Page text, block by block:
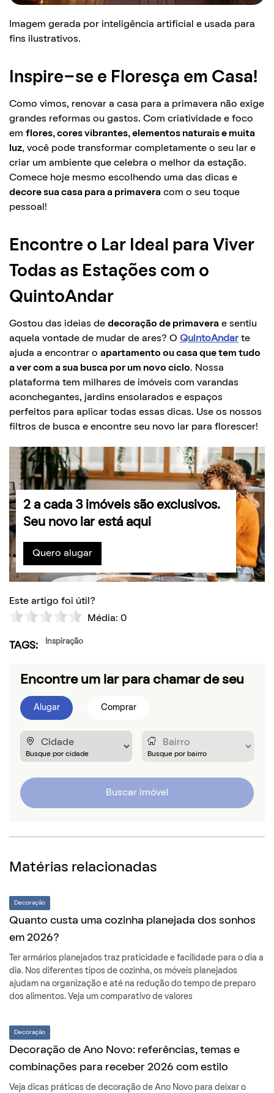
Imagem gerada por inteligência artificial e usada para
fins ilustrativos.
Inspire-se e Floresça em Casa!
Como vimos, renovar a casa para a primavera não exige
grandes reformas ou gastos. Com criatividade e foco
em flores, cores vibrantes, elementos naturais e muita
luz, você pode transformar completamente o seu lar e
criar um ambiente que celebra o melhor da estação.
Comece hoje mesmo escolhendo uma das dicas e
decore sua casa para a primavera com o seu toque
pessoal!
Encontre o Lar Ideal para Viver
Todas as Estações com o
QuintoAndar
Gostou das ideias de decoração de primavera e sentiu
aquela vontade de mudar de ares? O QuintoAndarte
ajuda a encontrar o apartamento ou casa que tem tudo
a ver com a sua busca por um novo ciclo. Nossa
plataforma tem milhares de imóveis com varandas
aconchegantes, jardins ensolarados e espaços
perfeitos para aplicar todas essas dicas. Use os nossos
filtros de busca e encontre seu novo lar para florescer!
2 a cada 3 imóveis são exclusivos.
Seu novo lar está aqui
Quero alugar
Este artigo foi útil?
Média: 0
TAGS: Inspiração
Encontre um lar para chamar de seu
Alugar Comprar
Buscar imóvel
Matérias relacionadas
Decoração
Quanto custa uma cozinha planejada dos sonhos
em 2026?
Ter armários planejados traz praticidade e facilidade para o dia a
dia. Nos diferentes tipos de cozinha, os móveis planejados
ajudam na organização e até na redução do tempo de preparo
dos alimentos. Veja um comparativo de valores
Decoração
Decoração de Ano Novo: referências, temas e
combinações para receber 2026 com estilo
Veja dicas práticas de decoração de Ano Novo para deixar o